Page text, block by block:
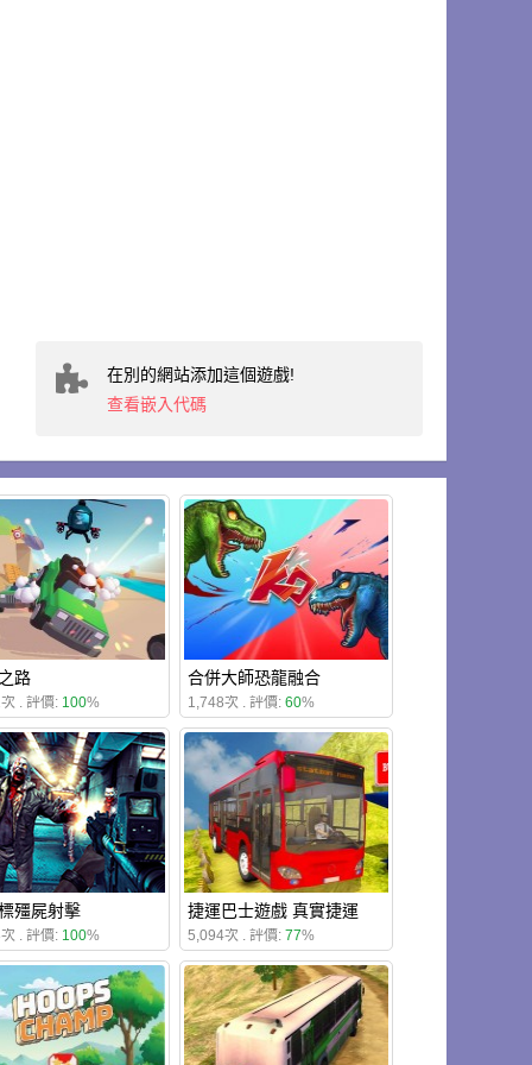
在別的網站添加這個遊戲!
查看嵌入代碼
路
. 評價: 100%
合併大師恐龍融合
1,748次 . 評價: 60%
殭屍射擊
. 評價: 100%
捷運巴士遊戲 真實捷運
5,094次 . 評價: 77%